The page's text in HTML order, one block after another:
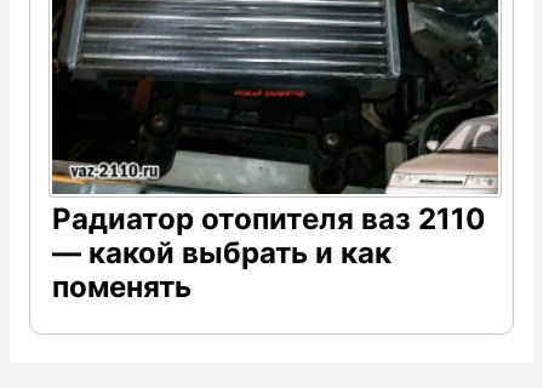
Радиатор отопителя ваз 2110
— какой выбрать и как
поменять